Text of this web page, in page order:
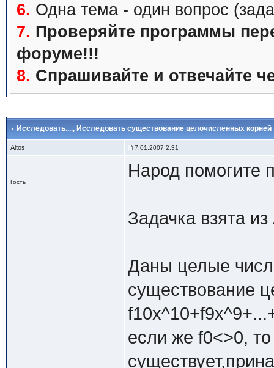
6. Одна тема - один вопрос
7. Проверяйте программы
форуме!!!
8. Спрашивайте и отвечайте
Исследовать...., Исследовать существование целочисленных корней
Altos 7.01.2007 2:31
Гость
Народ помогите
Задачка взята
Даны целые
существование
если же f0<>0,